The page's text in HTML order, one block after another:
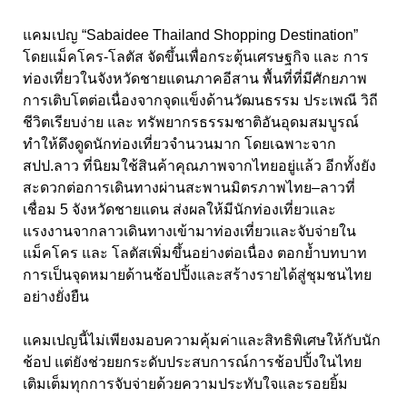
แคมเปญ “Sabaidee Thailand Shopping Destination”
โดยแม็คโคร-โลตัส จัดขึ้นเพื่อกระตุ้นเศรษฐกิจ และ การ
ท่องเที่ยวในจังหวัดชายแดนภาคอีสาน พื้นที่ที่มีศักยภาพ
การเติบโตต่อเนื่องจากจุดแข็งด้านวัฒนธรรม ประเพณี วิถี
ชีวิตเรียบง่าย และ ทรัพยากรธรรมชาติอันอุดมสมบูรณ์
ทำให้ดึงดูดนักท่องเที่ยวจำนวนมาก โดยเฉพาะจาก
สปป.ลาว ที่นิยมใช้สินค้าคุณภาพจากไทยอยู่แล้ว อีกทั้งยัง
สะดวกต่อการเดินทางผ่านสะพานมิตรภาพไทย–ลาวที่
เชื่อม 5 จังหวัดชายแดน ส่งผลให้มีนักท่องเที่ยวและ
แรงงานจากลาวเดินทางเข้ามาท่องเที่ยวและจับจ่ายใน
แม็คโคร และ โลตัสเพิ่มขึ้นอย่างต่อเนื่อง ตอกย้ำบทบาท
การเป็นจุดหมายด้านช้อปปิ้งและสร้างรายได้สู่ชุมชนไทย
อย่างยั่งยืน
แคมเปญนี้ไม่เพียงมอบความคุ้มค่าและสิทธิพิเศษให้กับนัก
ช้อป แต่ยังช่วยยกระดับประสบการณ์การช้อปปิ้งในไทย
เติมเต็มทุกการจับจ่ายด้วยความประทับใจและรอยยิ้ม